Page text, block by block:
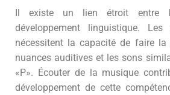
Il existe un lien étroit entre
développement linguistique. Les
nécessitent la capacité de faire la
nuances auditives et les sons
«P». Écouter de la musique
développement de cette